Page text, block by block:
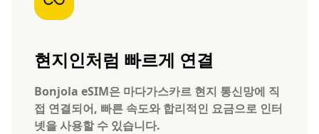
현지인처럼 빠르게 연결
Bonjola eSIM은 마다가스카르 현지 통신망에 직
접 연결되어, 빠른 속도와 합리적인 요금으로 인터
넷을 사용할 수 있습니다.